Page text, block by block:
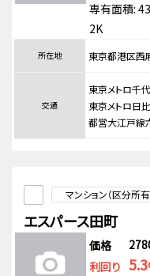
専有面積:
2K
所在地 東京都港区西
交通
東京メトロ千
東京メトロ日
都営大江戸線
マンション（区分所有
エスパース田町
価格
利回り 5.3